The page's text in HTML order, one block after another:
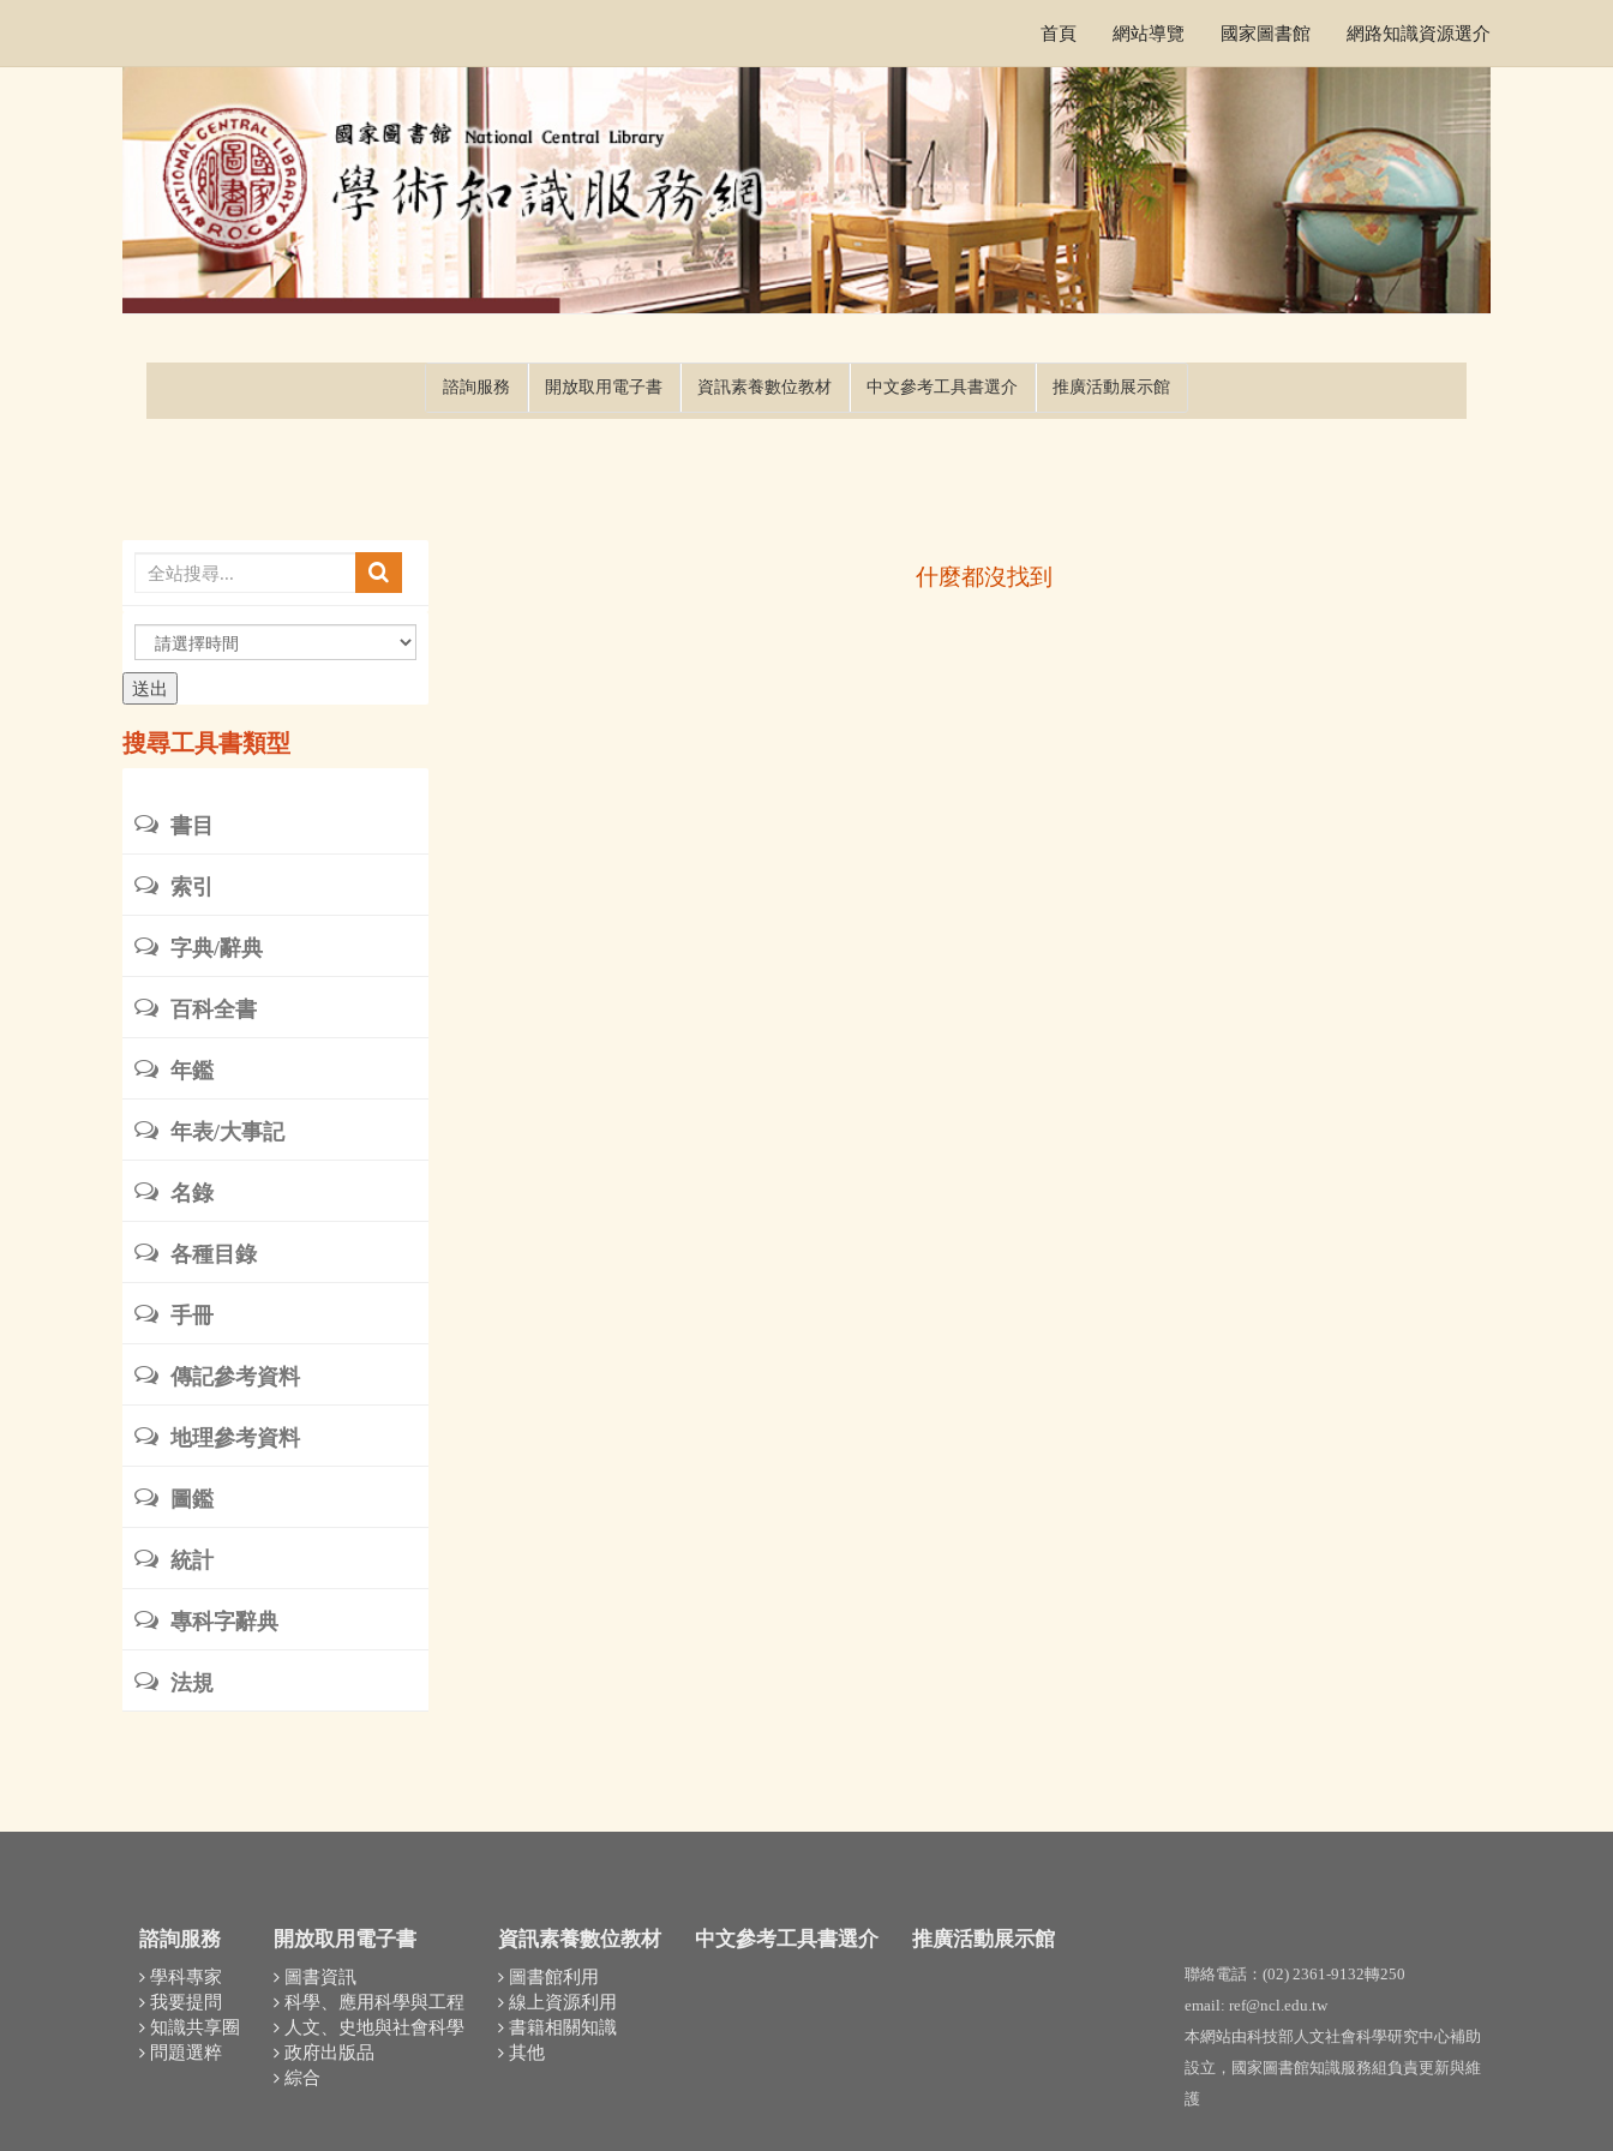
首頁
網站導覽 國家圖書館 網路知識資源選介
諮詢服務 開放取用電子書 資訊素養數位教材 中文參考工具書選介 推廣活動展示館
選
擇
時
間
搜尋工具書類型
書目
索引
字典/辭典
百科全書
年鑑
年表/大事記
名錄
各種目錄
手冊
傳記參考資料
地理參考資料
圖鑑
統計
專科字辭典
法規
什麼都沒找到
諮詢服務
學科專家
我要提問
知識共享圈
問題選粹
開放取用電子書
圖書資訊
科學、應用科學與工程
人文、史地與社會科學
政府出版品
綜合
資訊素養數位教材
圖書館利用
線上資源利用
書籍相關知識
其他
中文參考工具書選介 推廣活動展示館
聯絡電話：(02) 2361-9132轉250
email: ref@ncl.edu.tw
本網站由科技部人文社會科學研究中心補助
設立，國家圖書館知識服務組負責更新與維
護